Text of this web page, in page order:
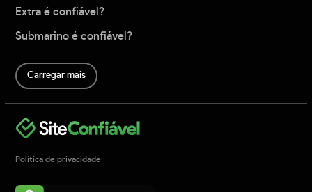
Extra é confiável?
Submarino é confiável?
Carregar mais
Política de privacidade